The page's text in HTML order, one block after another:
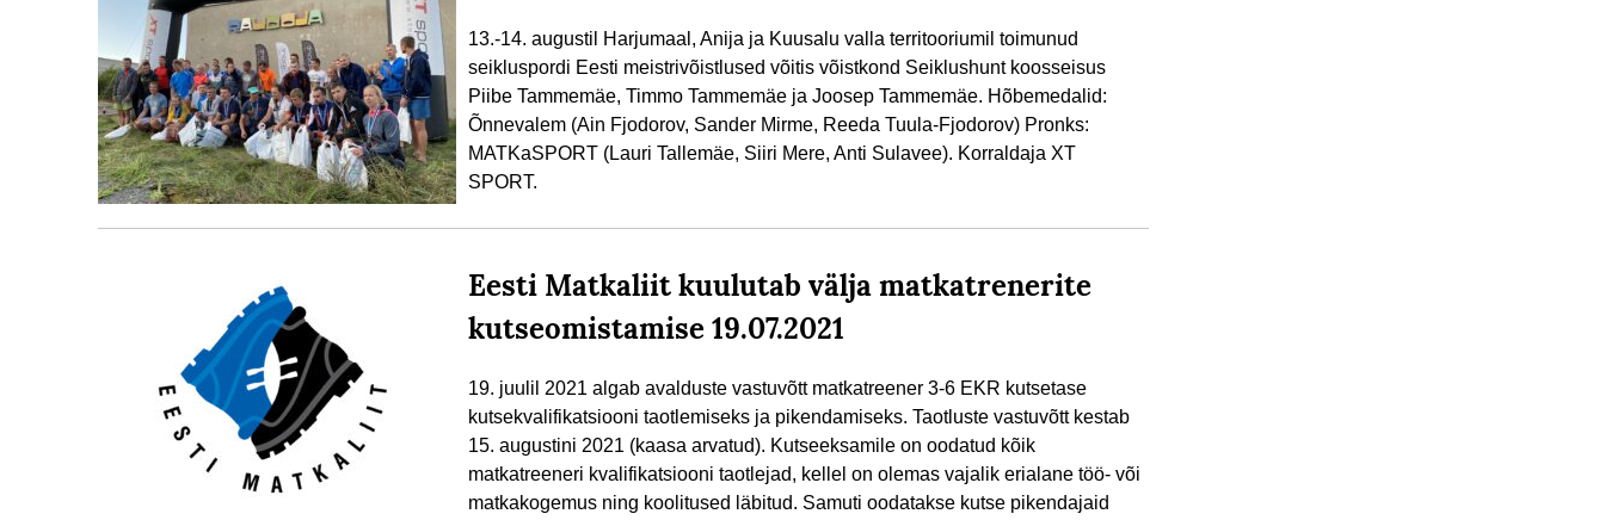
13.-14. augustil Harjumaal, Anija ja Kuusalu valla territooriumil toimunud
seikluspordi Eesti meistrivõistlused võitis võistkond Seiklushunt koosseisus
Piibe Tammemäe, Timmo Tammemäe ja Joosep Tammemäe. Hõbemedalid:
Õnnevalem (Ain Fjodorov, Sander Mirme, Reeda Tuula-Fjodorov) Pronks:
MATKaSPORT (Lauri Tallemäe, Siiri Mere, Anti Sulavee). Korraldaja XT
SPORT.
Eesti Matkaliit kuulutab välja matkatrenerite
kutseomistamise 19.07.2021
19. juulil 2021 algab avalduste vastuvõtt matkatreener 3-6 EKR kutsetase
kutsekvalifikatsiooni taotlemiseks ja pikendamiseks. Taotluste vastuvõtt kestab
15. augustini 2021 (kaasa arvatud). Kutseeksamile on oodatud kõik
matkatreeneri kvalifikatsiooni taotlejad, kellel on olemas vajalik erialane töö- või
matkakogemus ning koolitused läbitud. Samuti oodatakse kutse pikendajaid